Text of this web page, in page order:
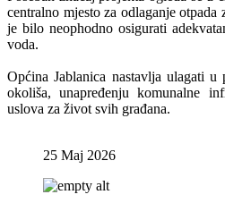
centralno mjesto za odlaganje otpada
je bilo neophodno osigurati
voda.
Općina Jablanica nastavlja ulagati
okoliša, unapređenju komunalne
uslova za život svih građana.
25 Maj 2026